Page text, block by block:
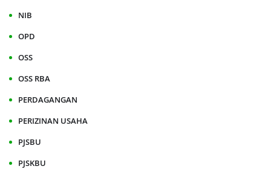
NIB
OPD
OSS
OSS RBA
PERDAGANGAN
PERIZINAN USAHA
PJSBU
PJSKBU